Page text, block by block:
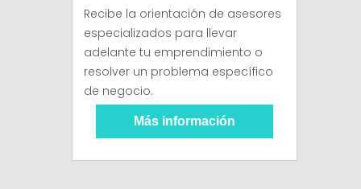
Recibe la orientación de asesores
especializados para llevar
adelante tu emprendimiento o
resolver un problema específico
de negocio.
Más información